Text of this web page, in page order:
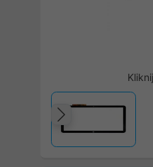
Poprzedni